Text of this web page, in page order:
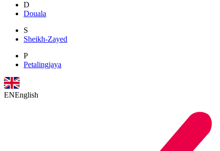
D
Douala
S
Sheikh-Zayed
P
Petalingjaya
ENEnglish